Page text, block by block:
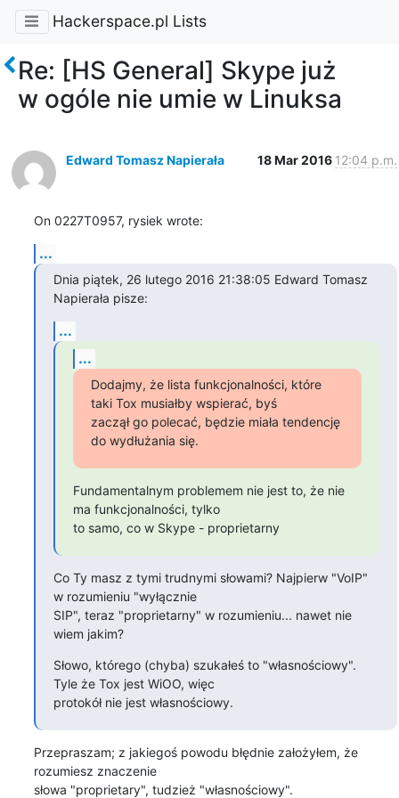
Hackerspace.pl Lists
Re: [HS General] Skype już
w ogóle nie umie w Linuksa
Edward Tomasz Napierała 18 Mar 2016 12:04 p.m.
On 0227T0957, rysiek wrote:
...
Dnia piątek, 26 lutego 2016 21:38:05 Edward Tomasz
Napierała pisze:
...
...
Dodajmy, że lista funkcjonalności, które
taki Tox musiałby wspierać, byś
zaczął go polecać, będzie miała tendencję
do wydłużania się.
Fundamentalnym problemem nie jest to, że nie
ma funkcjonalności, tylko
to samo, co w Skype - proprietarny
Co Ty masz z tymi trudnymi słowami? Najpierw "VoIP"
w rozumieniu "wyłącznie
SIP", teraz "proprietarny" w rozumieniu... nawet nie
wiem jakim?
Słowo, którego (chyba) szukałeś to "własnościowy".
Tyle że Tox jest WiOO, więc
protokół nie jest własnościowy.
Przepraszam; z jakiegoś powodu błędnie założyłem, że
rozumiesz znaczenie
słowa "proprietary", tudzież "własnościowy".